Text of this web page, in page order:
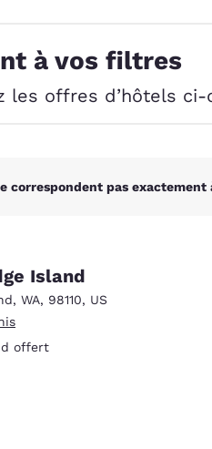
English
France
à vos filtres
les offres d’hôtels ci-
correspondent pas
Island
, WA, 98110, US
offert